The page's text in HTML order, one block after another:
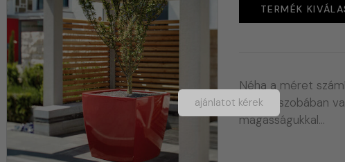
TERMÉK
Néha a méret
hogy a szobában
magasságukkal…
ajánlatot kérek